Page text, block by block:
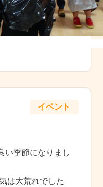
イベント
い季節になりまし
は大荒れでした